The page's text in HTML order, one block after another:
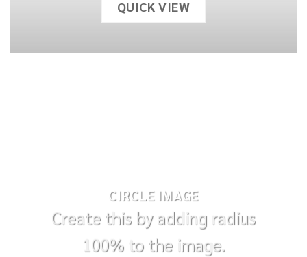
QUICK VIEW
CIRCLE IMAGE
Create this by adding radius
100% to the image.